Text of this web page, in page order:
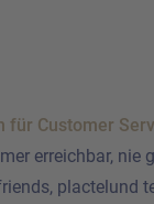
erreichbar, nie